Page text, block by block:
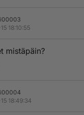
18:10:55
mistäpäin?
18:49:34